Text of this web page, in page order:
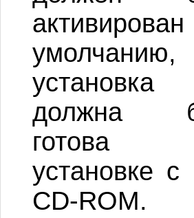
умолчанию,
установка
должна
установке с
CD-ROM.